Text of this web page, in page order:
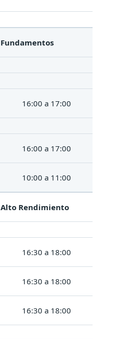
Fundamentos
16:00 a 17:00
16:00 a 17:00
10:00 a 11:00
Alto Rendimiento
16:30 a 18:00
16:30 a 18:00
16:30 a 18:00